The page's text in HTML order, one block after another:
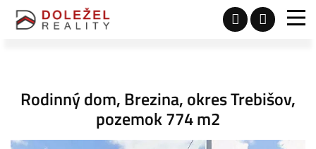
Rodinný dom, Brezina, okres Trebišov,
pozemok 774 m2